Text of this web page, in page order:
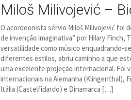
Miloš Milivojević –
O acordeonista sérvio Miloš Milivojević foi
de invenção imaginativa” por Hilary Finch,
versatilidade como músico enquadrando-
diferentes estilos, abriu caminho a que
uma excelente projeção internacional. Foi
internacionais na Alemanha (Klingenthal),
Itália (Castelfidardo) e Dinamarca […]